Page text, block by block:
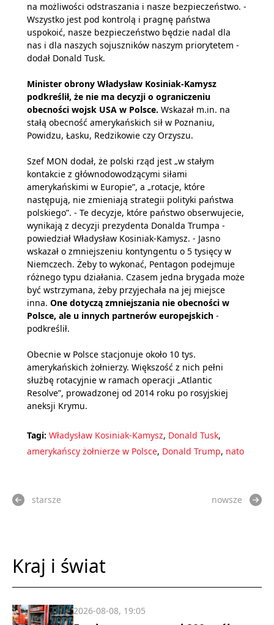
na możliwości odstraszania i nasze bezpieczeństwo. -
Wszystko jest pod kontrolą i pragnę państwa
uspokoić, nasze bezpieczeństwo będzie nadal dla
nas i dla naszych sojuszników naszym priorytetem -
dodał Donald Tusk.
Minister obrony Władysław Kosiniak-Kamysz
podkreślił, że nie ma decyzji o ograniczeniu
obecności wojsk USA w Polsce. Wskazał m.in. na
stałą obecność amerykańskich sił w Poznaniu,
Powidzu, Łasku, Redzikowie czy Orzyszu.
Szef MON dodał, że polski rząd jest „w stałym
kontakcie z głównodowodzącymi siłami
amerykańskimi w Europie”, a „rotacje, które
następują, nie zmieniają strategii polityki państwa
polskiego”. - Te decyzje, które państwo obserwujecie,
wynikają z decyzji prezydenta Donalda Trumpa -
powiedział Władysław Kosiniak-Kamysz. - Jasno
wskazał o zmniejszeniu kontyngentu o 5 tysięcy w
Niemczech. Żeby to wykonać, Pentagon podejmuje
różnego typu działania. Czasem jedna brygada może
być wstrzymana, żeby przyjechała na jej miejsce
inna. One dotyczą zmniejszania nie obecności w
Polsce, ale u innych partnerów europejskich -
podkreślił.
Obecnie w Polsce stacjonuje około 10 tys.
amerykańskich żołnierzy. Większość z nich pełni
służbę rotacyjnie w ramach operacji „Atlantic
Resolve”, prowadzonej od 2014 roku po rosyjskiej
aneksji Krymu.
Tagi: Władysław Kosiniak-Kamysz, Donald Tusk,
amerykańscy żołnierze w Polsce, Donald Trump, nato
starsze nowsze
Kraj i świat
2026-08-08, 19:05